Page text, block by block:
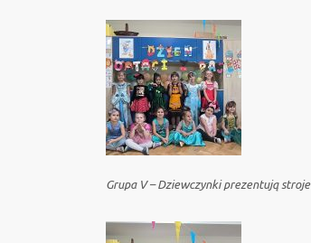
Grupa V – Dziewczynki prezentują stroje